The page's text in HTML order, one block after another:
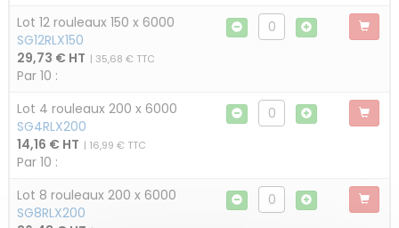
Lot 12 rouleaux 150 x 6000
SG12RLX150
29,73 € HT | 35,68 € TTC
Par 10 :
Lot 4 rouleaux 200 x 6000
SG4RLX200
14,16 € HT | 16,99 € TTC
Par 10 :
Lot 8 rouleaux 200 x 6000
SG8RLX200